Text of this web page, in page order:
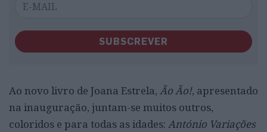
SUBSCREVER
Ao novo livro de Joana Estrela, Ão Ão!, apresentado
na inauguração, juntam-se muitos outros,
coloridos e para todas as idades: António Variações